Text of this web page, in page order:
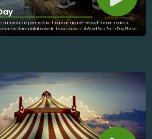
da nord a sud per restituire il mare ad alcune tartarughe marine salvate,
nel loro habitat naturale. In occasione del World Sea Turtle Day, Plastic
specie di tartaruga marina più diffusa nel Mediterraneo e tra le più esposte
umane: ingestione di plastica, catture accidentali nelle reti da pesca, traumi
dispersi in mare. Ogni liberazione racconta una storia diversa di recupero
messaggio: proteggere il mare significa proteggere la vita. Certo. Se
conviene usare il presente e rendere il testo più "in corso",
il rilascio avviene al largo della città a bordo di un’imbarcazione messa a
Porto. Sul molo sottostante l’Acquario di Genova si tiene un momento
e veterinari raccontano al pubblico la storia di Lorena, l’esemplare che viene
Recupero che da oltre trent’anni si occupa della cura delle tartarughe
Lorena torna in mare. In Toscana, l’appuntamento è a Viareggio, in Piazza
un incontro di sensibilizzazione curato da Mare Vivo Toscana e dallo staff